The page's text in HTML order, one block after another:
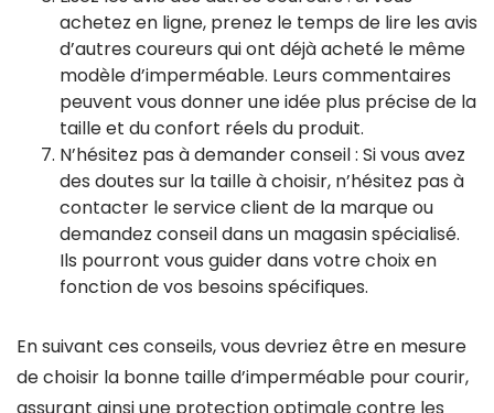
achetez en ligne, prenez le temps de lire les avis
d’autres coureurs qui ont déjà acheté le même
modèle d’imperméable. Leurs commentaires
peuvent vous donner une idée plus précise de la
taille et du confort réels du produit.
N’hésitez pas à demander conseil : Si vous avez
des doutes sur la taille à choisir, n’hésitez pas à
contacter le service client de la marque ou
demandez conseil dans un magasin spécialisé.
Ils pourront vous guider dans votre choix en
fonction de vos besoins spécifiques.
En suivant ces conseils, vous devriez être en mesure
de choisir la bonne taille d’imperméable pour courir,